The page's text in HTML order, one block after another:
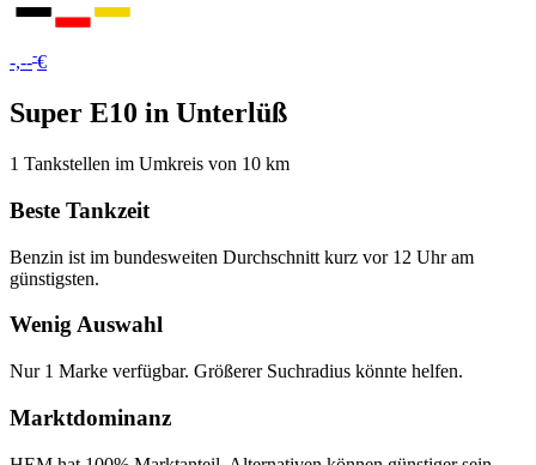
-,---€
Super E10 in Unterlüß
1 Tankstellen im Umkreis von 10 km
Beste Tankzeit
Benzin ist im bundesweiten Durchschnitt kurz vor 12 Uhr am
günstigsten.
Wenig Auswahl
Nur 1 Marke verfügbar. Größerer Suchradius könnte helfen.
Marktdominanz